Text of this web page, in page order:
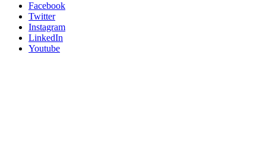
Facebook
Twitter
Instagram
LinkedIn
Youtube